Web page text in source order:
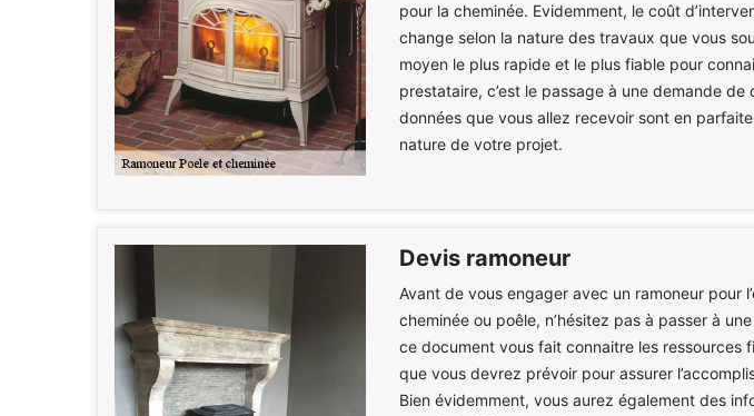
pour la cheminée. Evidemment, le coût
change selon la nature des travaux que vous
moyen le plus rapide et le plus fiable pour
prestataire, c’est le passage à une demande de
données que vous allez recevoir sont en
nature de votre projet.
Devis ramoneur
Avant de vous engager avec un ramoneur pour
cheminée ou poêle, n’hésitez pas à passer à
ce document vous fait connaitre les ressources
que vous devrez prévoir pour assurer
Bien évidemment, vous aurez également des